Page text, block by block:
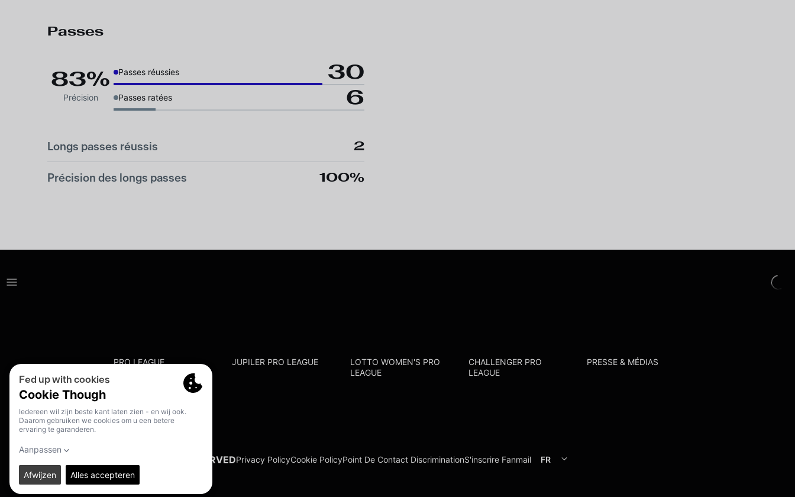
Passes
83%
Précision
Passes réussies 30
Passes ratées 6
Longs passes réussis 2
Précision des longs passes 100%
PRO LEAGUE JUPILER PRO LEAGUE
LOTTO WOMEN'S PRO
LEAGUE
CHALLENGER PRO
LEAGUE
PRESSE & MÉDIAS
FR
Privacy PolicyCookie PolicyPoint De Contact DiscriminationS'inscrire Fanmail
© 2026. PRO LEAGUE. ALL RIGHTS RESERVED